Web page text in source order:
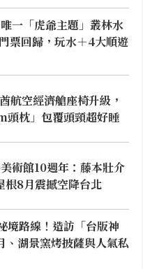
一「虎爺主題」叢林水
票回歸，玩水＋4大順遊
航空經濟艙座椅升級，
枕」包覆頭頸超好睡
術館10週年：藤本壯介
根8月震撼空降台北
境路線！造訪「台版神
、湖景窯烤披薩與人氣私